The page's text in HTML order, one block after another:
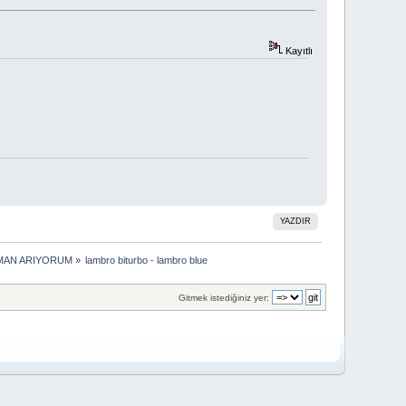
Kayıtlı
YAZDIR
ARIYORUM » lambro biturbo - lambro blue
Gitmek istediğiniz yer: